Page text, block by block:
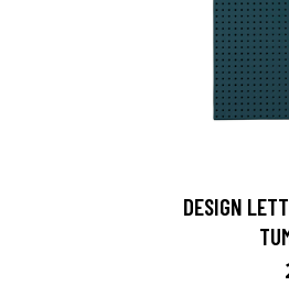
DESIGN